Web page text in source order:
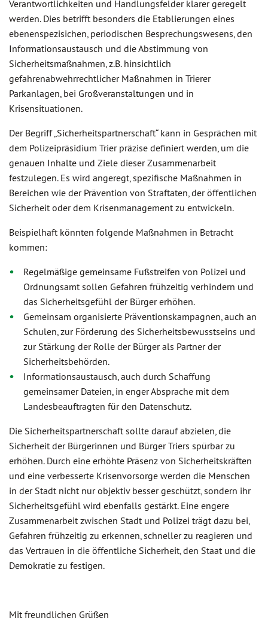
Verantwortlichkeiten und Handlungsfelder klarer geregelt
werden. Dies betrifft besonders die Etablierungen eines
ebenenspezisichen, periodischen Besprechungswesens, den
Informationsaustausch und die Abstimmung von
Sicherheitsmaßnahmen, z.B. hinsichtlich
gefahrenabwehrrechtlicher Maßnahmen in Trierer
Parkanlagen, bei Großveranstaltungen und in
Krisensituationen.
Der Begriff „Sicherheitspartnerschaft“ kann in Gesprächen mit
dem Polizeipräsidium Trier präzise definiert werden, um die
genauen Inhalte und Ziele dieser Zusammenarbeit
festzulegen. Es wird angeregt, spezifische Maßnahmen in
Bereichen wie der Prävention von Straftaten, der öffentlichen
Sicherheit oder dem Krisenmanagement zu entwickeln.
Beispielhaft könnten folgende Maßnahmen in Betracht
kommen:
Regelmäßige gemeinsame Fußstreifen von Polizei und
Ordnungsamt sollen Gefahren frühzeitig verhindern und
das Sicherheitsgefühl der Bürger erhöhen.
Gemeinsam organisierte Präventionskampagnen, auch an
Schulen, zur Förderung des Sicherheitsbewusstseins und
zur Stärkung der Rolle der Bürger als Partner der
Sicherheitsbehörden.
Informationsaustausch, auch durch Schaffung
gemeinsamer Dateien, in enger Absprache mit dem
Landesbeauftragten für den Datenschutz.
Die Sicherheitspartnerschaft sollte darauf abzielen, die
Sicherheit der Bürgerinnen und Bürger Triers spürbar zu
erhöhen. Durch eine erhöhte Präsenz von Sicherheitskräften
und eine verbesserte Krisenvorsorge werden die Menschen
in der Stadt nicht nur objektiv besser geschützt, sondern ihr
Sicherheitsgefühl wird ebenfalls gestärkt. Eine engere
Zusammenarbeit zwischen Stadt und Polizei trägt dazu bei,
Gefahren frühzeitig zu erkennen, schneller zu reagieren und
das Vertrauen in die öffentliche Sicherheit, den Staat und die
Demokratie zu festigen.
Mit freundlichen Grüßen